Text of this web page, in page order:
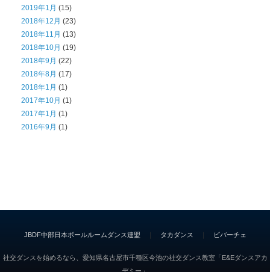
2019年1月 (15)
2018年12月 (23)
2018年11月 (13)
2018年10月 (19)
2018年9月 (22)
2018年8月 (17)
2018年1月 (1)
2017年10月 (1)
2017年1月 (1)
2016年9月 (1)
JBDF中部日本ボールルームダンス連盟 ｜ タカダンス ｜ ビバーチェ
社交ダンスを始めるなら、愛知県名古屋市千種区今池の社交ダンス教室「E&Eダンスアカ